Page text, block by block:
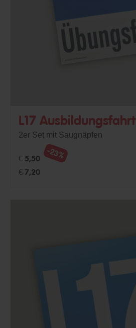
L17 Ausbildungsfahrt
2er Set mit Saugnäpfen
€ 5,50 -23%
€ 7,20